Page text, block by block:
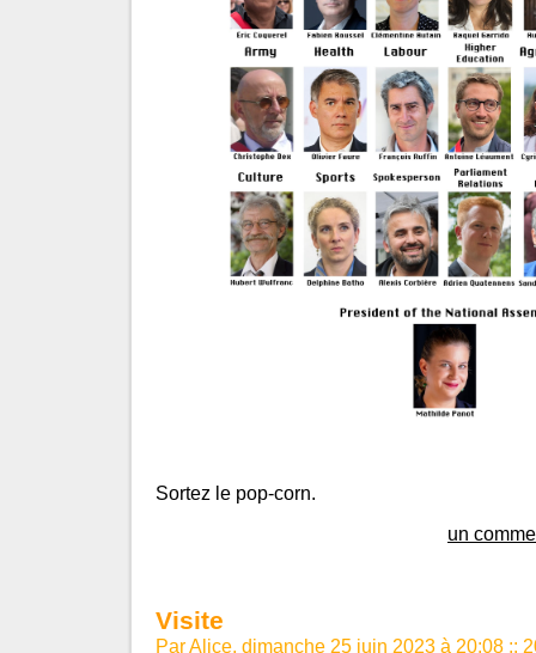
Sortez le pop-corn.
un
Visite
Par Alice, dimanche 25 juin 2023 à 20:08 ::